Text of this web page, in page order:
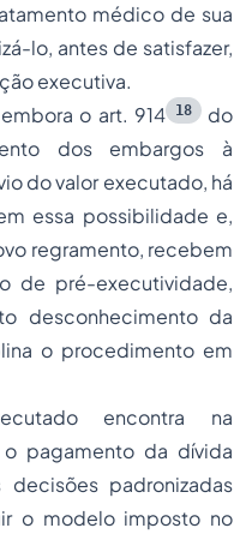
médico de sua
lo, antes de satisfazer,
executiva.
o art. 914
18 do
dos embargos à
do valor executado, há
essa possibilidade e,
regramento, recebem
de pré-executividade,
desconhecimento da
o procedimento em
encontra na
pagamento da dívida
padronizadas
o modelo imposto no